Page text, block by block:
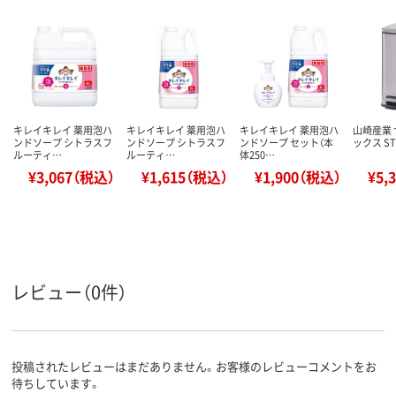
キレイキレイ 薬用泡ハ
ンドソープ シトラスフ
ルーティ…
¥3,067（税込）
キレイキレイ 薬用泡ハ
ンドソープ シトラスフ
ルーティ…
¥1,615（税込）
キレイキレイ 薬用泡ハ
ンドソープ セット（本
体250…
¥1,900（税込）
山崎産業
ックス
レビュー（0件）
投稿されたレビューはまだありません。お客様のレビューコメントをお
待ちしています。